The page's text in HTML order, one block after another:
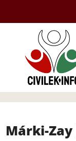
tartalomba
Márki-